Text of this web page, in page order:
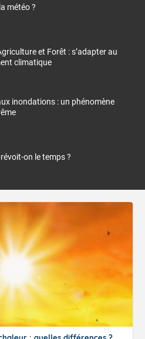
météo ?
et Forêt : s’adapter au
climatique
inondations : un phénomène
on le temps ?